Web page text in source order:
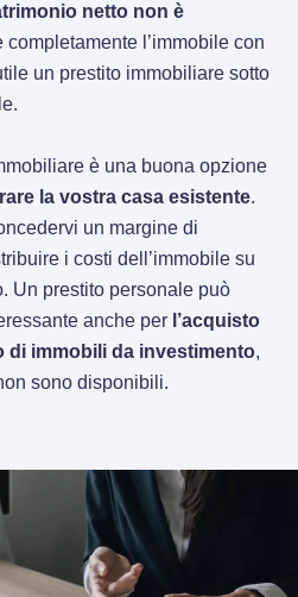
netto non è
completamente l’immobile con
un prestito immobiliare sotto
è una buona opzione
la vostra casa esistente.
un margine di
i costi dell’immobile su
Un prestito personale può
anche per l’acquisto
di immobili da investimento,
sono disponibili.